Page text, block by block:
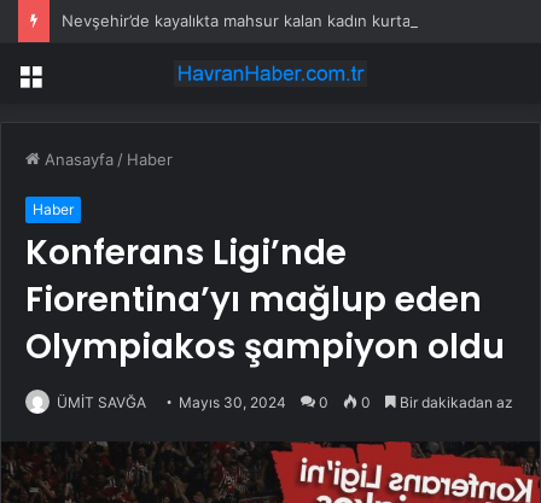
Nevşehir’de kayalıkta mahsur kalan kadın kurtarıldı
Menü
Anasayfa / Haber
Haber
Konferans Ligi’nde
Fiorentina’yı mağlup eden
Olympiakos şampiyon oldu
ÜMİT SAVĞA Mayıs 30, 2024 0 0 Bir dakikadan az